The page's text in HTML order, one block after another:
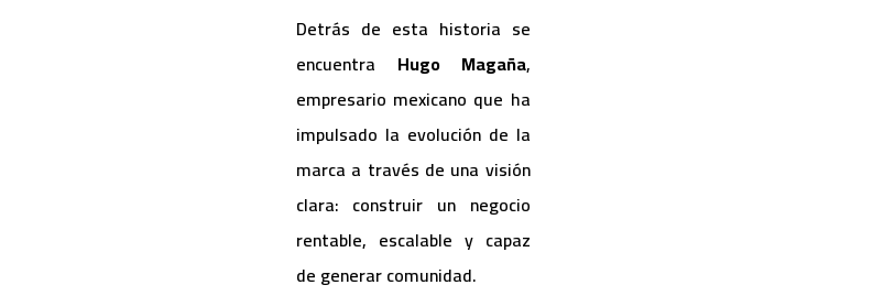
Detrás de esta historia se
encuentra Hugo Magaña,
empresario mexicano que ha
impulsado la evolución de la
marca a través de una visión
clara: construir un negocio
rentable, escalable y capaz
de generar comunidad.